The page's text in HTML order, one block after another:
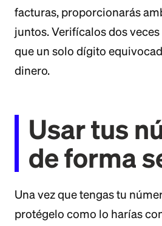
facturas, proporcionarás
juntos. Verifícalos dos veces
que un solo dígito
dinero.
Usar tus
de forma
Una vez que tengas tu
protégelo como lo harías